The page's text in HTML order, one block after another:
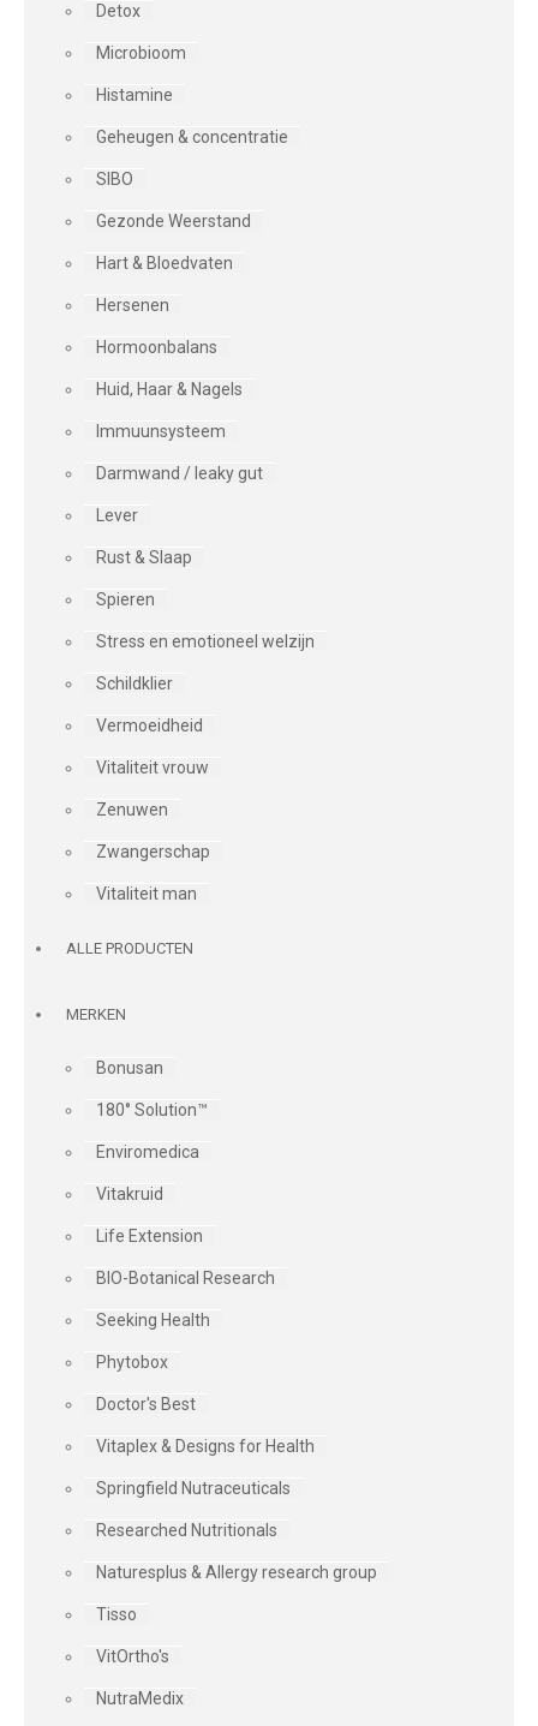
Detox
Microbioom
Histamine
Geheugen & concentratie
SIBO
Gezonde Weerstand
Hart & Bloedvaten
Hersenen
Hormoonbalans
Huid, Haar & Nagels
Immuunsysteem
Darmwand / leaky gut
Lever
Rust & Slaap
Spieren
Stress en emotioneel welzijn
Schildklier
Vermoeidheid
Vitaliteit vrouw
Zenuwen
Zwangerschap
Vitaliteit man
ALLE PRODUCTEN
MERKEN
Bonusan
180° Solution™
Enviromedica
Vitakruid
Life Extension
BIO-Botanical Research
Seeking Health
Phytobox
Doctor's Best
Vitaplex & Designs for Health
Springfield Nutraceuticals
Researched Nutritionals
Naturesplus & Allergy research group
Tisso
VitOrtho's
NutraMedix